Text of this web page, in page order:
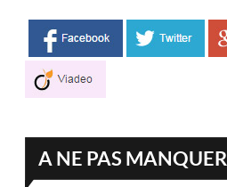
A NE PAS MANQUER